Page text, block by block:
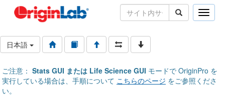
Toggle
日本語
ご注意： Stats GUI または Life Science GUI モードで OriginPro を
実行している場合は、手順について こちらのページ をご参照くださ
い。